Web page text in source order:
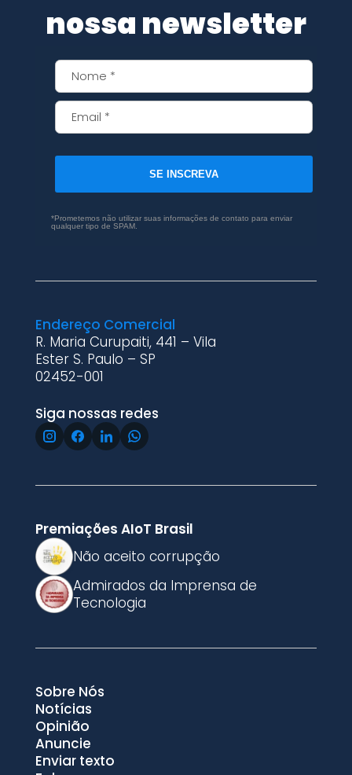
nossa newsletter
SE INSCREVA
*Prometemos não utilizar suas informações de contato para enviar
qualquer tipo de SPAM.
Endereço Comercial
R. Maria Curupaiti, 441 – Vila
Ester S. Paulo – SP
02452-001
Siga nossas redes
Premiações AIoT Brasil
Não aceito corrupção
Admirados da Imprensa de
Tecnologia
Sobre Nós
Notícias
Opinião
Anuncie
Enviar texto